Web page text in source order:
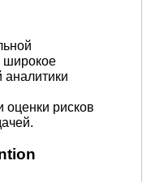
широкое
аналитики
оценки рисков